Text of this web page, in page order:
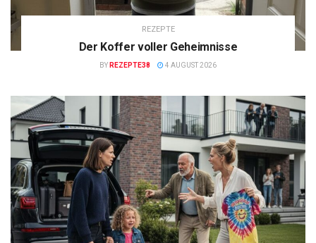
REZEPTE
Der Koffer voller Geheimnisse
BY REZEPTE38 4 AUGUST 2026